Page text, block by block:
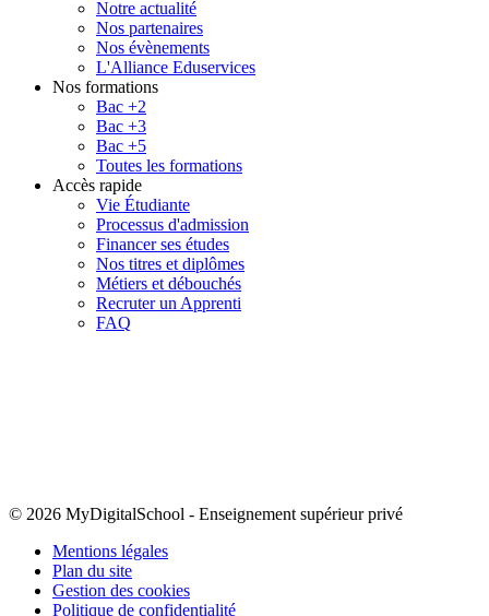
Notre actualité
Nos partenaires
Nos évènements
L'Alliance Eduservices
Nos formations
Bac +2
Bac +3
Bac +5
Toutes les formations
Accès rapide
Vie Étudiante
Processus d'admission
Financer ses études
Nos titres et diplômes
Métiers et débouchés
Recruter un Apprenti
FAQ
© 2026 MyDigitalSchool - Enseignement supérieur privé
Mentions légales
Plan du site
Gestion des cookies
Politique de confidentialité